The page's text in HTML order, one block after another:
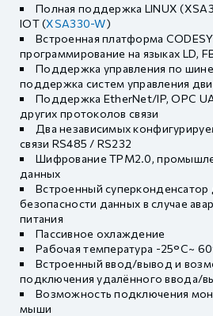
Полная поддержка LINUX
IOT (XSA330-W)
Встроенная платформа
программирование на языках LD,
Поддержка управления по
поддержка систем управления
Поддержка EtherNet/IP, OPC
других протоколов связи
Два независимых
связи RS485 / RS232
Шифрование TPM2.0,
данных
Встроенный суперконденсатор
безопасности данных в случае
питания
Пассивное охлаждение
Рабочая температура -25°C~
Встроенный ввод/вывод и
подключения удалённого ввода/
Возможность подключения
мыши